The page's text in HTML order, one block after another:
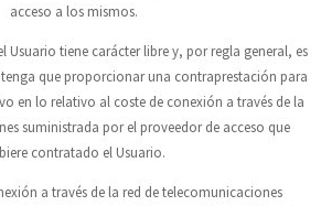
acceso a los mismos.
Usuario tiene carácter libre y, por regla general, es
que proporcionar una contraprestación para
en lo relativo al coste de conexión a través de la
suministrada por el proveedor de acceso que
contratado el Usuario.
a través de la red de telecomunicaciones